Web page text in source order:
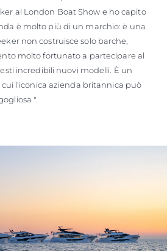
al London Boat Show e ho capito
è molto più di un marchio: è una
non costruisce solo barche,
molto fortunato a partecipare al
incredibili nuovi modelli. È un
l'iconica azienda britannica può
".